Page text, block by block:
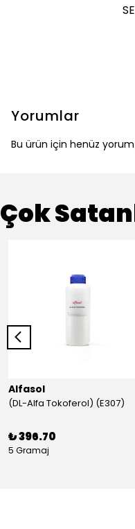
Yorumlar
Bu ürün için henüz yorum
Çok
Alfasol
(DL-Alfa Tokoferol) (E307)
₺ 396.70
5 Gramaj